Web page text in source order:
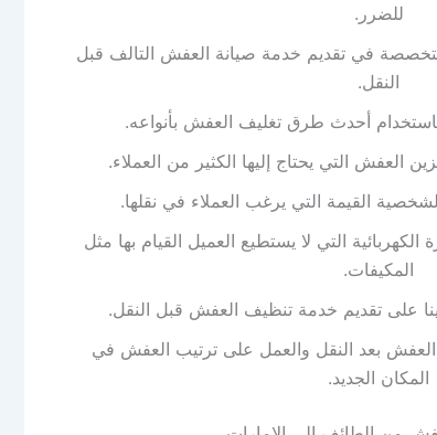
للضرر.
في تقديم خدمة صيانة العفش التالف قبل
النقل.
أحدث طرق تغليف العفش بأنواعه.
العفش التي يحتاج إليها الكثير من العملاء.
القيمة التي يرغب العملاء في نقلها.
التي لا يستطيع العميل القيام بها مثل
المكيفات.
على تقديم خدمة تنظيف العفش قبل النقل.
بعد النقل والعمل على ترتيب العفش في
المكان الجديد.